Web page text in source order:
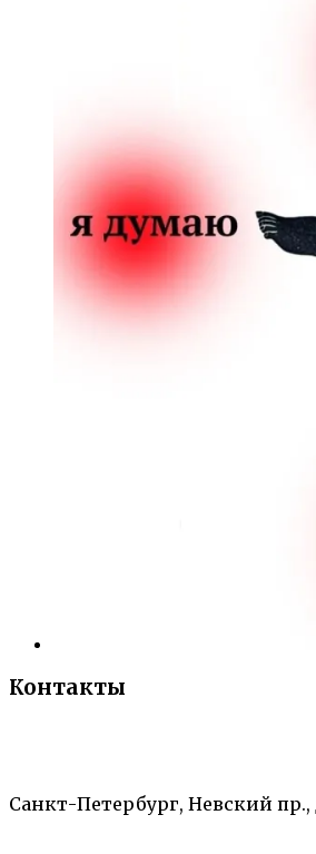
Контакты
Санкт-Петербург, Невский пр.,